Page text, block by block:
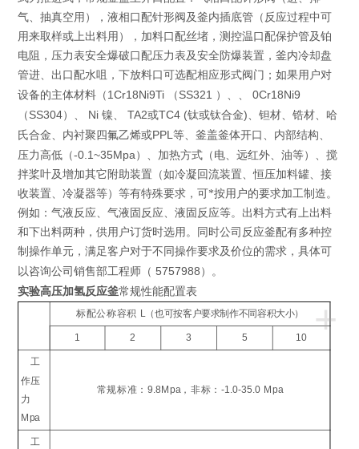
气、抽真空用），液相口配针形阀及釜内插底管（反应过程中可
用来取样或上出料用），加料口配丝堵，测控温口配保护管及铂
电阻，压力表安全爆破口配压力表及安全防爆装置，釜内冷却盘
管进、出口配水咀，下放料口可选配相应形式阀门；如果用户对
设备的主体材料（ 1Cr18Ni9Ti （ SS321 ）、、 0Cr18Ni9
（ SS304）、 Ni镍、 TA2或TC4 (钛或钛合金)、钽材、锆材、哈
氏合金、内衬聚四氟乙烯或PPL等、釜盖釜体开口、内部结构、
压力高低（-0.1~35Mpa ）、加热方式（电、远红外、油等）、搅
拌桨叶及增加其它附助装置（如冷凝回流装置、恒压加料罐、接
收装置、冷凝器等）等有特殊要求，可*按用户的要求加工制造。
例如：气液反应、气液固反应、液固反应等。出料方式有上出料
和下出料两种，供用户订货时选用。同时公司反应釜配有多种控
制操作单元，满足客户对于不同操作要求及价位的需求，具体可
以咨询公司销售部工程师（ 5757988 ）。
实验高压加氢反应釜常规性能配置表
+
标配公称容积 L（也可按客户要求制作不同容积大小）
1 2 3 5 10
工
作压
力
Mpa
常规标准：9.8Mpa，非标：-1.0-35.0 Mpa
工